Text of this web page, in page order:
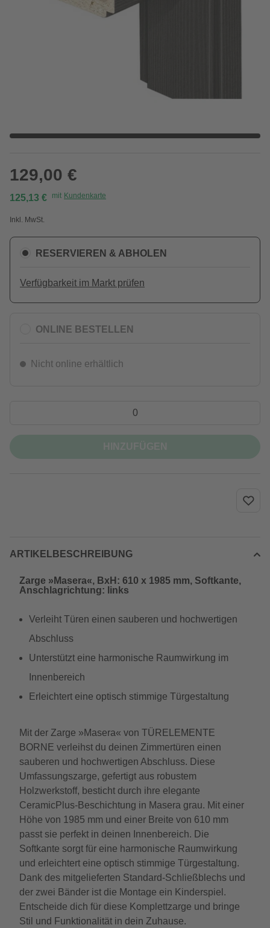
129,00 €
125,13 € mit Kundenkarte
Inkl. MwSt.
RESERVIEREN & ABHOLEN
Verfügbarkeit im Markt prüfen
ONLINE BESTELLEN
Nicht online erhältlich
ARTIKELBESCHREIBUNG
Zarge »Masera«, BxH: 610 x 1985 mm, Softkante,
Anschlagrichtung: links
Verleiht Türen einen sauberen und hochwertigen
Abschluss
Unterstützt eine harmonische Raumwirkung im
Innenbereich
Erleichtert eine optisch stimmige Türgestaltung
Mit der Zarge »Masera« von TÜRELEMENTE
BORNE verleihst du deinen Zimmertüren einen
sauberen und hochwertigen Abschluss. Diese
Umfassungszarge, gefertigt aus robustem
Holzwerkstoff, besticht durch ihre elegante
CeramicPlus-Beschichtung in Masera grau. Mit einer
Höhe von 1985 mm und einer Breite von 610 mm
passt sie perfekt in deinen Innenbereich. Die
Softkante sorgt für eine harmonische Raumwirkung
und erleichtert eine optisch stimmige Türgestaltung.
Dank des mitgelieferten Standard-Schließblechs und
der zwei Bänder ist die Montage ein Kinderspiel.
Entscheide dich für diese Komplettzarge und bringe
Stil und Funktionalität in dein Zuhause.